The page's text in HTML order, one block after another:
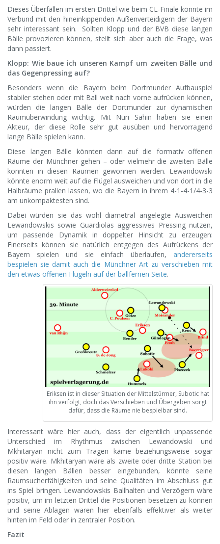
Dieses Überfällen im ersten Drittel wie beim CL-Finale könnte im
Verbund mit den hineinkippenden Außenverteidigern der Bayern
sehr interessant sein. Sollten Klopp und der BVB diese langen
Bälle provozieren können, stellt sich aber auch die Frage, was
dann passiert.
Klopp: Wie baue ich unseren Kampf um zweiten Bälle und
das Gegenpressing auf?
Besonders wenn die Bayern beim Dortmunder Aufbauspiel
stabiler stehen oder mit Ball weit nach vorne aufrücken können,
würden die langen Bälle der Dortmunder zur dynamischen
Raumüberwindung wichtig. Mit Nuri Sahin haben sie einen
Akteur, der diese Rolle sehr gut ausüben und hervorragend
lange Bälle spielen kann.
Diese langen Bälle könnten dann auf die formativ offenen
Räume der Münchner gehen – oder vielmehr die zweiten Bälle
könnten in diesen Räumen gewonnen werden. Lewandowski
könnte enorm weit auf die Flügel ausweichen und von dort in die
Halbräume prallen lassen, wo die Bayern in ihrem 4-1-4-1/4-3-3
am unkompaktesten sind.
Dabei würden sie das wohl diametral angelegte Ausweichen
Lewandowskis sowie Guardiolas aggressives Pressing nutzen,
um passende Dynamik in doppelter Hinsicht zu erzeugen:
Einerseits können sie natürlich entgegen des Aufrückens der
Bayern spielen und sie einfach überlaufen, andererseits
bespielen sie damit auch die Münchner Art zu verschieben mit
den etwas offenen Flügeln auf der ballfernen Seite.
Eriksen ist in dieser Situation der Mittelstürmer, Subotic hat
ihn verfolgt, doch das Verschieben und Übergeben sorgt
dafür, dass die Räume nie bespielbar sind.
Interessant wäre hier auch, dass der eigentlich unpassende
Unterschied im Rhythmus zwischen Lewandowski und
Mkhitaryan nicht zum Tragen käme beziehungsweise sogar
positiv wäre. Mkhitaryan wäre als zweite oder dritte Station bei
diesen langen Bällen besser eingebunden, könnte seine
Raumsucherfähigkeiten und seine Qualitäten im Abschluss gut
ins Spiel bringen. Lewandowskis Ballhalten und Verzögern wäre
positiv, um im letzten Drittel die Positionen besetzen zu können
und seine Ablagen wären hier ebenfalls effektiver als weiter
hinten im Feld oder in zentraler Position.
Fazit